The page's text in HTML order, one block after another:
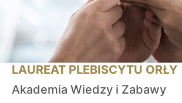
LAUREAT PLEBISCYTU ORŁY
Akademia Wiedzy i Zabawy